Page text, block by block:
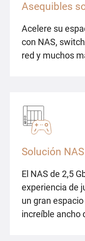
Asequibles
Acelere su
con NAS,
red y muchos
Solución
El NAS de 2,5
experiencia de
un gran
increíble ancho